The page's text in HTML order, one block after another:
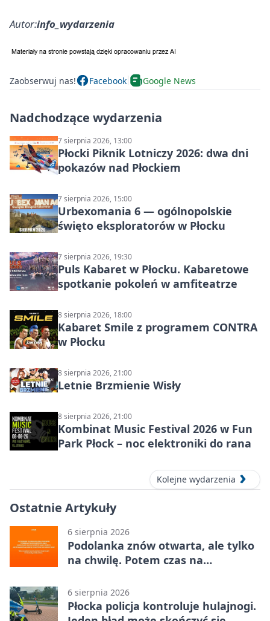
Autor:info_wydarzenia
Zaobserwuj nas! Facebook Google News
Nadchodzące wydarzenia
7 sierpnia 2026, 13:00
Płocki Piknik Lotniczy 2026: dwa dni
pokazów nad Płockiem
7 sierpnia 2026, 15:00
Urbexomania 6 — ogólnopolskie
święto eksploratorów w Płocku
7 sierpnia 2026, 19:30
Puls Kabaret w Płocku. Kabaretowe
spotkanie pokoleń w amfiteatrze
8 sierpnia 2026, 18:00
Kabaret Smile z programem CONTRA
w Płocku
8 sierpnia 2026, 21:00
Letnie Brzmienie Wisły
8 sierpnia 2026, 21:00
Kombinat Music Festival 2026 w Fun
Park Płock – noc elektroniki do rana
Kolejne wydarzenia
Ostatnie Artykuły
6 sierpnia 2026
Podolanka znów otwarta, ale tylko
na chwilę. Potem czas na
6 sierpnia 2026
Płocka policja kontroluje hulajnogi.